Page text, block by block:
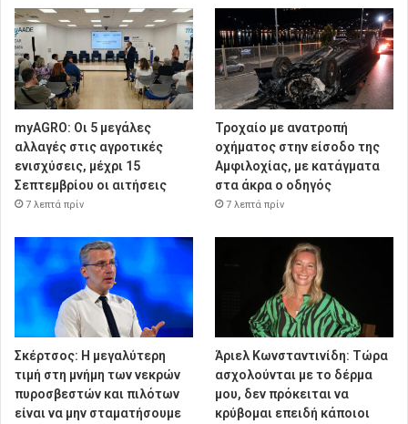
myAGRO: Οι 5 μεγάλες
αλλαγές στις αγροτικές
ενισχύσεις, μέχρι 15
Σεπτεμβρίου οι αιτήσεις
7 λεπτά πρίν
Τροχαίο με ανατροπή
οχήματος στην είσοδο της
Αμφιλοχίας, με κατάγματα
στα άκρα ο οδηγός
7 λεπτά πρίν
Σκέρτσος: Η μεγαλύτερη
τιμή στη μνήμη των νεκρών
πυροσβεστών και πιλότων
είναι να μην σταματήσουμε
Άριελ Κωνσταντινίδη: Τώρα
ασχολούνται με το δέρμα
μου, δεν πρόκειται να
κρύβομαι επειδή κάποιοι